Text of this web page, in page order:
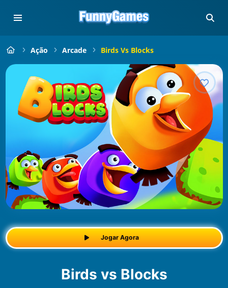
Ação Arcade Birds Vs Blocks
Jogar Agora
Birds vs Blocks